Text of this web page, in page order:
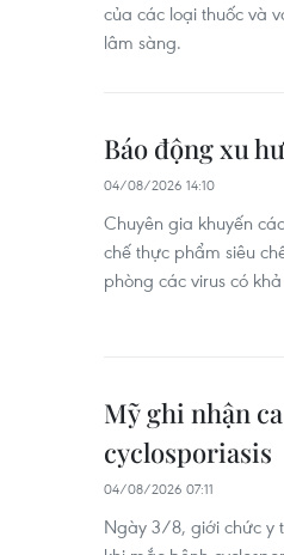
của các loại thuốc và
lâm sàng.
Báo động xu
04/08/2026 14:10
Chuyên gia khuyến
chế thực phẩm siêu
phòng các virus có
Mỹ ghi nhận
cyclosporiasis
04/08/2026 07:11
Ngày 3/8, giới chức y